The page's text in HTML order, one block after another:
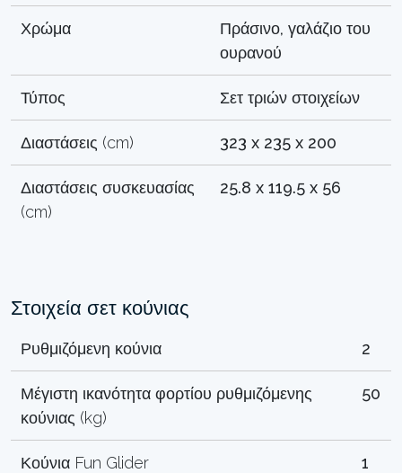
Χρώμα
Πράσινο, γαλάζιο του
ουρανού
Τύπος Σετ τριών στοιχείων
Διαστάσεις (cm) 323 x 235 x 200
Διαστάσεις συσκευασίας
(cm)
25.8 x 119.5 x 56
Στοιχεία σετ κούνιας
Ρυθμιζόμενη κούνια 2
Μέγιστη ικανότητα φορτίου ρυθμιζόμενης
κούνιας (kg)
50
Κούνια Fun Glider 1